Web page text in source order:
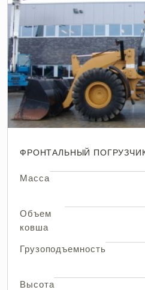
ФРОНТАЛЬНЫЙ ПОГРУЗЧИК
Масса
Объем
ковша
Грузоподъемность
Высота